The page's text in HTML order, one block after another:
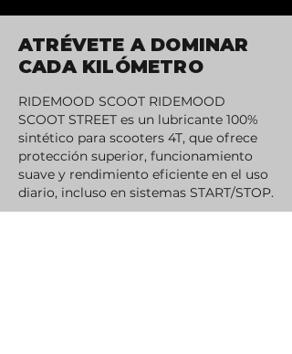
ATRÉVETE A DOMINAR
CADA KILÓMETRO
RIDEMOOD SCOOT RIDEMOOD
SCOOT STREET es un lubricante 100%
sintético para scooters 4T, que ofrece
protección superior, funcionamiento
suave y rendimiento eficiente en el uso
diario, incluso en sistemas START/STOP.